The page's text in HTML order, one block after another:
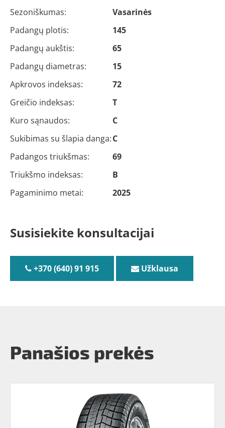
Sezoniškumas:
Vasarinės
Padangų plotis:
145
Padangų aukštis:
65
Padangų diametras:
15
Apkrovos indeksas:
72
Greičio indeksas:
T
Kuro sąnaudos:
C
Sukibimas su šlapia danga:C
Padangos triukšmas:
69
Triukšmo indeksas:
B
Pagaminimo metai:
2025
Susisiekite konsultacijai
+370 (640) 91 915 Užklausa
Panašios prekės